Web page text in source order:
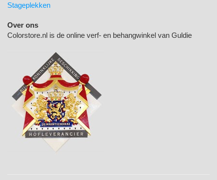
Stageplekken
Over ons
Colorstore.nl is de online verf- en behangwinkel van Guldie